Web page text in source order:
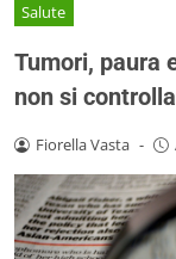
Salute
Tumori, paura
non si
Fiorella Vasta -